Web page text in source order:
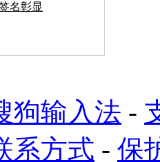
名彰显
狗输入法 -
系方式 - 保